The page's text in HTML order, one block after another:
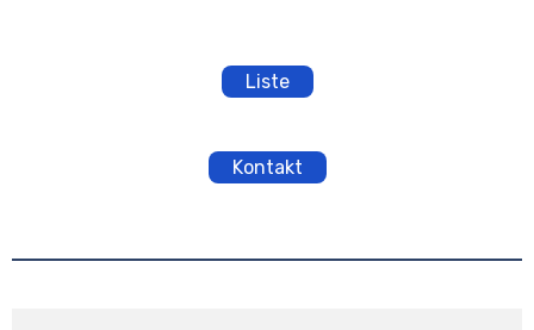
Liste
Kontakt